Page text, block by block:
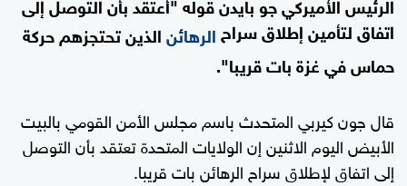
اتفاق لتأمين إطلاق سراح الرهائنالذين تحتجزهم حركة
حماس في غزة بات قريبا".
قال جون كيربي المتحدث باسم مجلس الأمن القومي بالبيت
الأبيض اليوم الاثنين إن الولايات المتحدة تعتقد بأن التوصل
إلى اتفاق لإطلاق سراح الرهائن بات قريبا.